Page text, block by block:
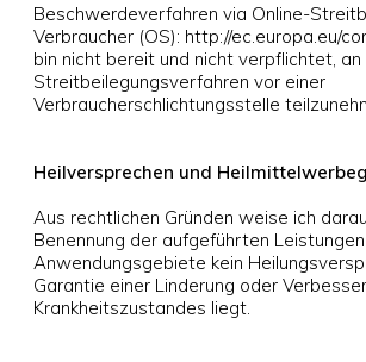
Beschwerdeverfahren via Online-
Verbraucher (OS): http://ec.europa.eu/
bin nicht bereit und nicht verpflichtet, an
Streitbeilegungsverfahren vor einer
Verbraucherschlichtungsstelle
Heilversprechen und
Aus rechtlichen Gründen weise ich
Benennung der aufgeführten
Anwendungsgebiete kein
Garantie einer Linderung oder
Krankheitszustandes liegt.